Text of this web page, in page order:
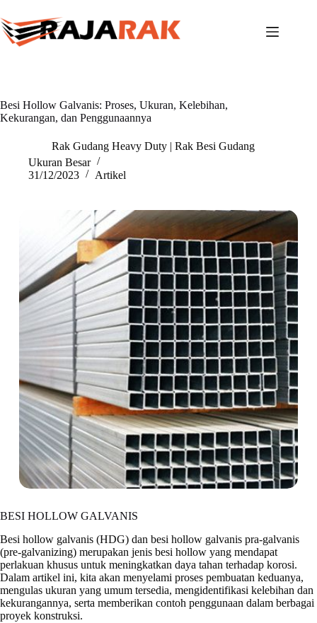
to
content
Besi Hollow Galvanis: Proses, Ukuran, Kelebihan,
Kekurangan, dan Penggunaannya
Rak Gudang Heavy Duty | Rak Besi Gudang
Ukuran Besar
31/12/2023
Artikel
BESI HOLLOW GALVANIS
Besi hollow galvanis (HDG) dan besi hollow galvanis pra-galvanis
(pre-galvanizing) merupakan jenis besi hollow yang mendapat
perlakuan khusus untuk meningkatkan daya tahan terhadap korosi.
Dalam artikel ini, kita akan menyelami proses pembuatan keduanya,
mengulas ukuran yang umum tersedia, mengidentifikasi kelebihan dan
kekurangannya, serta memberikan contoh penggunaan dalam berbagai
proyek konstruksi.